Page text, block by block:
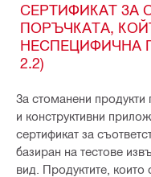
СЕРТИФИКАТ ЗА
ПОРЪЧКАТА,
НЕСПЕЦИФИЧНА
2.2)
За стоманени продукти
и конструктивни
сертификат за
базиран на тестове
вид. Продуктите, които